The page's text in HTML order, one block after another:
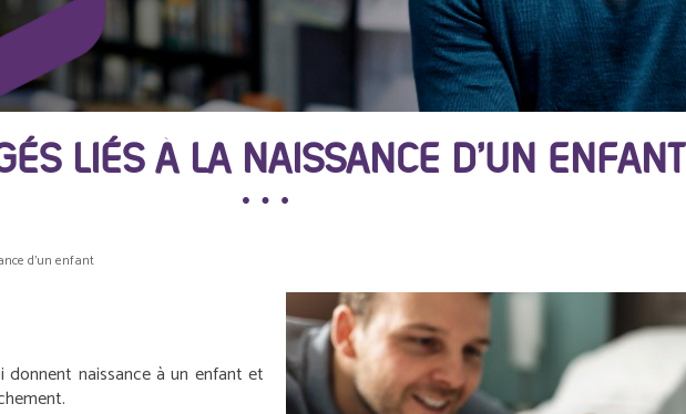
LIÉS À LA NAISSANCE D’UN ENFANT
d’un enfant
donnent naissance à un enfant et